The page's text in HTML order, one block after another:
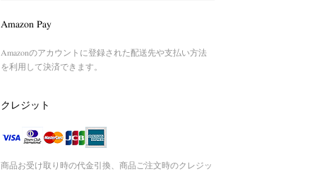
Amazon Pay
Amazonのアカウントに登録された配送先や支払い方法
を利用して決済できます。
クレジット
商品お受け取り時の代金引換、商品ご注文時のクレジッ